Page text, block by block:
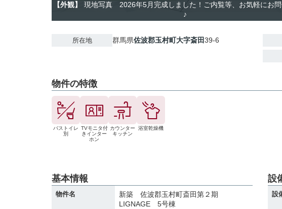
【外観】
現地写真 2026年5月完成しました！ご内覧等、お気軽にお
♪
所在地 群馬県佐波郡玉村町大字斎田39-6
物件の特徴
バストイレ
別
TVモニタ付
きインター
ホン
カウンター
キッチン
浴室乾燥機
基本情報
物件名
新築 佐波郡玉村町斎田第２期
LIGNAGE 5号棟
設
設